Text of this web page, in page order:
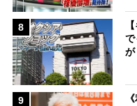
8
で
9